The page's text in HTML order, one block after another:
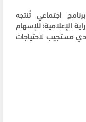
اجتماعي تُنتجه
الإعلامية؛ للإسهام
مستجيب لاحتياجات